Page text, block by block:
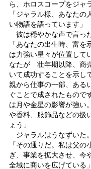
ら、ホロスコープをジャ
「ジャラル様、あなたの
い物語を語っています」
彼は穏やかな声で言った
「あなたの出生時、富を
は力強い星々が位置して
なたが　壮年期以降、商
いて成功することを示し
親から仕事の一部、ある
ぐことで成されたもので
は月や金星の影響が強い
や香料、服飾品などの扱
ょう」
ジャラルはうなずいた。
「その通りだ。私は父の
ぎ、事業を拡大させ、今
全域に商いを広げている」